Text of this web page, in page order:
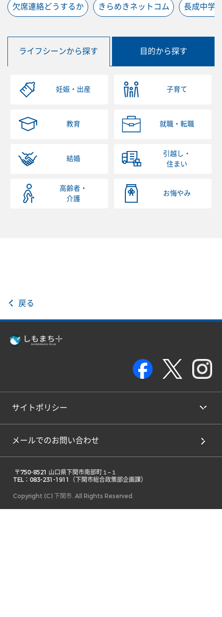
欠席連絡どうするか きらめきネットコム 長成中学
ライフシーンから探す 目的から探す
妊娠・出産 子育て
教育 就職・転職
結婚
引越し・
住まい
高齢者・
介護
お悔やみ
戻る
サイトポリシー
メールでのお問い合わせ
TEL：083-231-1911（下関市総合政策部企画課）
Copyright (C) 下関市. All Rights Reserved.